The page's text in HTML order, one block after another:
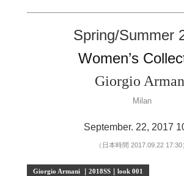
Spring/Summer
Women’s
Giorgio
Milan
September. 22, 2017
（日本時間 2017.09.22 17:30
Giorgio Armani ｜2018SS｜look 001